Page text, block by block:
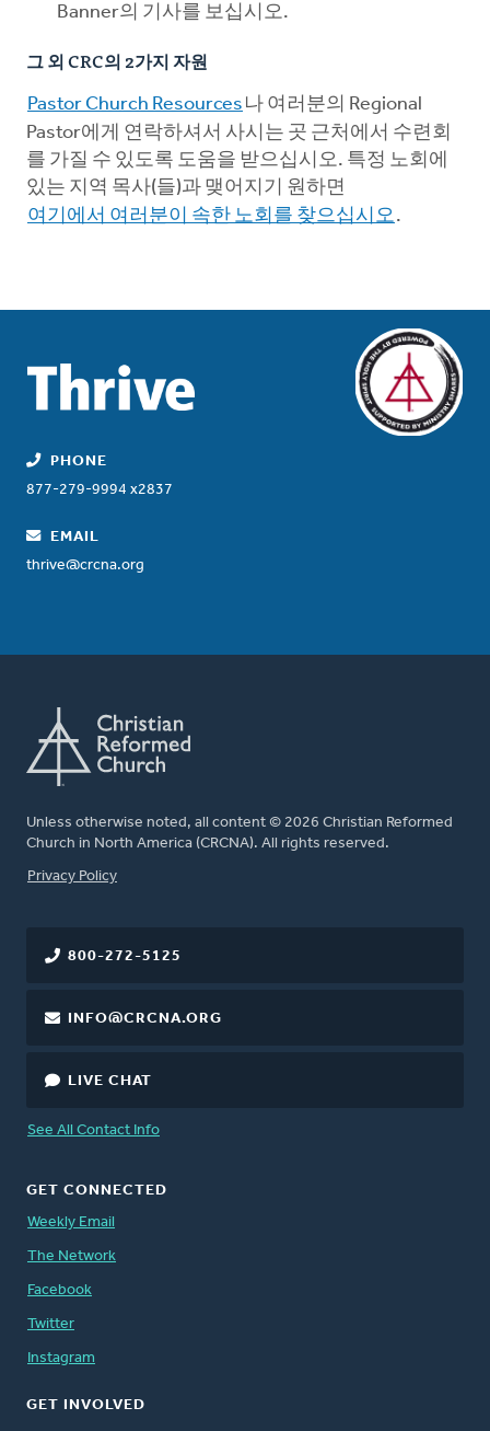
Banner의 기사를 보십시오.
그 외 CRC의 2가지 자원
Pastor Church Resources 나 여러분의 Regional
Pastor에게 연락하셔서 사시는 곳 근처에서 수련회
를 가질 수 있도록 도움을 받으십시오. 특정 노회에
있는 지역 목사(들)과 맺어지기 원하면
여기에서 여러분이 속한 노회를 찾으십시오.
PHONE
877-279-9994 x2837
EMAIL
thrive@crcna.org
Unless otherwise noted, all content © 2026 Christian Reformed
Church in North America (CRCNA). All rights reserved.
FOOTER
Privacy Policy
800-272-5125
INFO@CRCNA.ORG
LIVE CHAT
See All Contact Info
GET CONNECTED
Weekly Email
The Network
Facebook
Twitter
Instagram
GET INVOLVED